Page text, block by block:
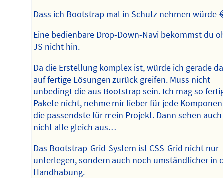
Dass ich Bootstrap mal in Schutz nehmen würde
Eine bedienbare Drop-Down-Navi bekommst du
JS nicht hin.
Da die Erstellung komplex ist, würde ich gerade
auf fertige Lösungen zurück greifen. Muss nicht
unbedingt die aus Bootstrap sein. Ich mag so
Pakete nicht, nehme mir lieber für jede
die passendste für mein Projekt. Dann sehen auch
nicht alle gleich aus…
Das Bootstrap-Grid-System ist CSS-Grid nicht nur
unterlegen, sondern auch noch umständlicher in
Handhabung.